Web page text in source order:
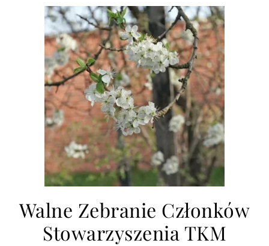
Walne Zebranie Członków
Stowarzyszenia TKM